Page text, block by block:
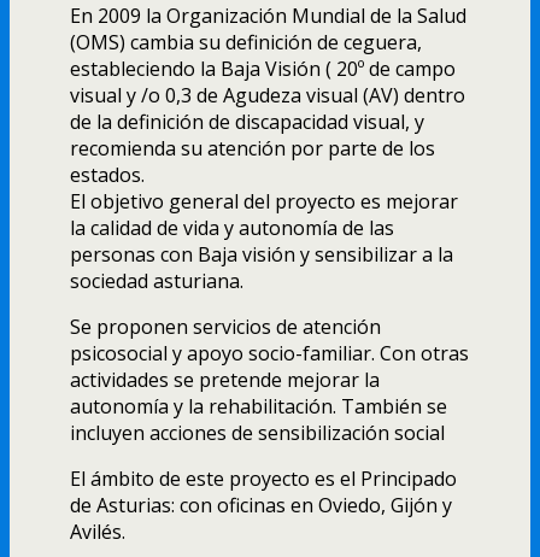
En 2009 la Organización Mundial de la Salud
(OMS) cambia su definición de ceguera,
estableciendo la Baja Visión ( 20º de campo
visual y /o 0,3 de Agudeza visual (AV) dentro
de la definición de discapacidad visual, y
recomienda su atención por parte de los
estados.
El objetivo general del proyecto es mejorar
la calidad de vida y autonomía de las
personas con Baja visión y sensibilizar a la
sociedad asturiana.
Se proponen servicios de atención
psicosocial y apoyo socio-familiar. Con otras
actividades se pretende mejorar la
autonomía y la rehabilitación. También se
incluyen acciones de sensibilización social
El ámbito de este proyecto es el Principado
de Asturias: con oficinas en Oviedo, Gijón y
Avilés.